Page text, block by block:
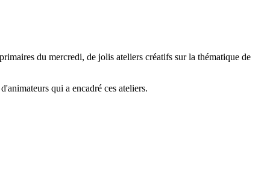
du mercredi, de jolis ateliers créatifs sur la thématique de
qui a encadré ces ateliers.